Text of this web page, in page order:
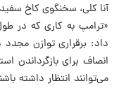
آنا کلی، سخنگوی کاخ
«ترامپ به کاری که در
داد: برقراری توازن
انصاف برای بازگرداندن
می‌توانند انتظار داشته